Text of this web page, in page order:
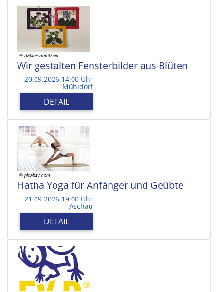
Wir gestalten Fensterbilder aus Blüten
20.09.2026 14:00 Uhr
Mühldorf
DETAIL
Hatha Yoga für Anfänger und Geübte
21.09.2026 19:00 Uhr
Aschau
DETAIL